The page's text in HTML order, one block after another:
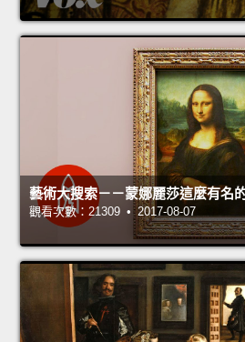
藝術大搜索－－蒙娜麗莎這麼有名
觀看次數：21309 • 2017-08-07